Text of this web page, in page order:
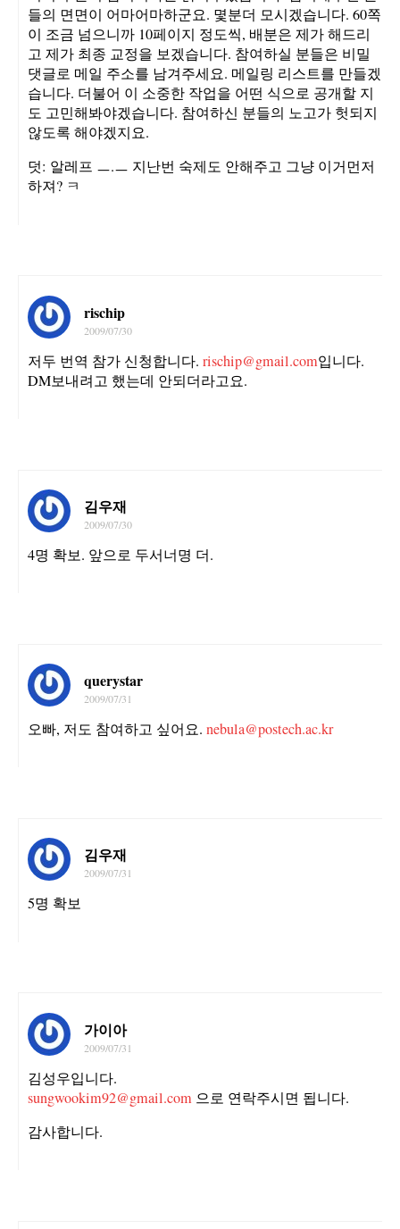
들의 면면이 어마어마하군요. 몇분더 모시겠습니다. 60쪽
이 조금 넘으니까 10페이지 정도씩, 배분은 제가 해드리
고 제가 최종 교정을 보겠습니다. 참여하실 분들은 비밀
댓글로 메일 주소를 남겨주세요. 메일링 리스트를 만들겠
습니다. 더불어 이 소중한 작업을 어떤 식으로 공개할 지
도 고민해봐야겠습니다. 참여하신 분들의 노고가 헛되지
않도록 해야겠지요.
덧: 알레프 ㅡ.ㅡ 지난번 숙제도 안해주고 그냥 이거먼저
하져? ㅋ
rischip
2009/07/30
저두 번역 참가 신청합니다. rischip@gmail.com입니다.
DM보내려고 했는데 안되더라고요.
김우재
2009/07/30
4명 확보. 앞으로 두서너명 더.
querystar
2009/07/31
오빠, 저도 참여하고 싶어요. nebula@postech.ac.kr
김우재
2009/07/31
5명 확보
가이아
2009/07/31
김성우입니다.
sungwookim92@gmail.com 으로 연락주시면 됩니다.
감사합니다.